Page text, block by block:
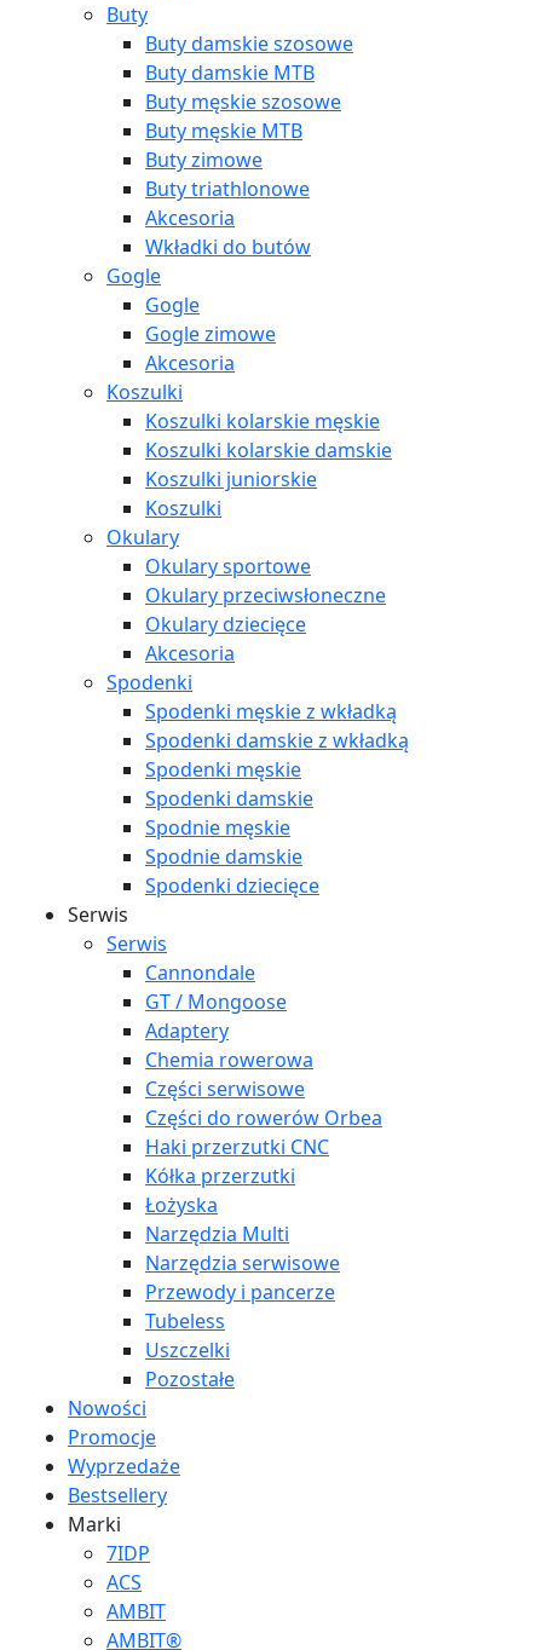
Buty
Buty damskie szosowe
Buty damskie MTB
Buty męskie szosowe
Buty męskie MTB
Buty zimowe
Buty triathlonowe
Akcesoria
Wkładki do butów
Gogle
Gogle
Gogle zimowe
Akcesoria
Koszulki
Koszulki kolarskie męskie
Koszulki kolarskie damskie
Koszulki juniorskie
Koszulki
Okulary
Okulary sportowe
Okulary przeciwsłoneczne
Okulary dziecięce
Akcesoria
Spodenki
Spodenki męskie z wkładką
Spodenki damskie z wkładką
Spodenki męskie
Spodenki damskie
Spodnie męskie
Spodnie damskie
Spodenki dziecięce
Serwis
Serwis
Cannondale
GT / Mongoose
Adaptery
Chemia rowerowa
Części serwisowe
Części do rowerów Orbea
Haki przerzutki CNC
Kółka przerzutki
Łożyska
Narzędzia Multi
Narzędzia serwisowe
Przewody i pancerze
Tubeless
Uszczelki
Pozostałe
Nowości
Promocje
Wyprzedaże
Bestsellery
Marki
7IDP
ACS
AMBIT
AMBIT®